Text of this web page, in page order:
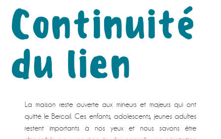
Continuité
du lien
La maison reste ouverte aux mineurs et majeurs qui ont
quitté le Bercail. Ces enfants, adolescents, jeunes adultes
restent importants à nos yeux et nous savons être